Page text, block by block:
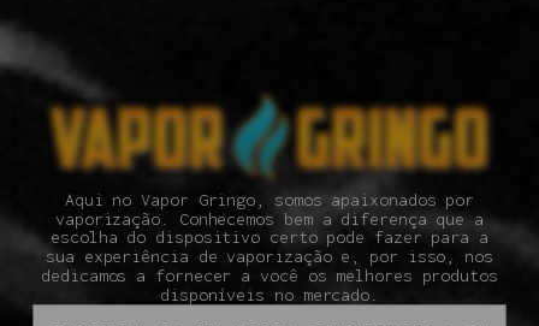
Aqui no Vapor Gringo, somos apaixonados por
vaporização. Conhecemos bem a diferença que a
escolha do dispositivo certo pode fazer para a
sua experiência de vaporização e, por isso, nos
dedicamos a fornecer a você os melhores produtos
disponíveis no mercado.